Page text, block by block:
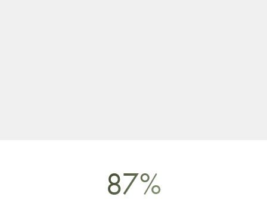
87%